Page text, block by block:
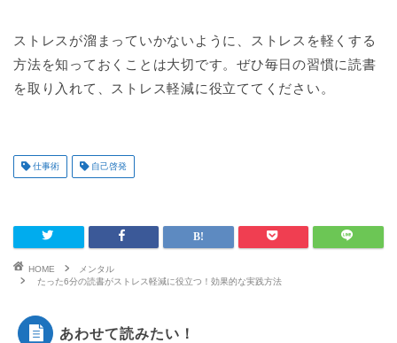
ストレスが溜まっていかないように、ストレスを軽くする
方法を知っておくことは大切です。ぜひ毎日の習慣に読書
を取り入れて、ストレス軽減に役立ててください。
仕事術 自己啓発
HOME
メンタル
たった6分の読書がストレス軽減に役立つ！効果的な実践方法
あわせて読みたい！